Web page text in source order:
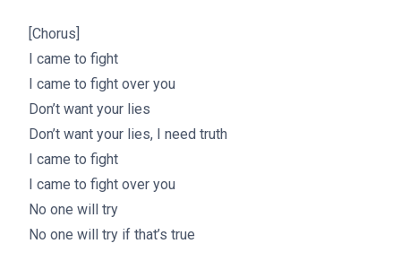
[Chorus]
I came to fight
I came to fight over you
Don’t want your lies
Don’t want your lies, I need truth
I came to fight
I came to fight over you
No one will try
No one will try if that’s true